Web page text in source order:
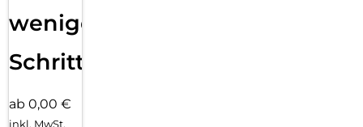
wenigen
Schritten
ab 0,00 €
inkl. MwSt.